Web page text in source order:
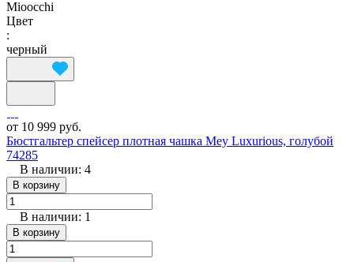
Mioocchi
Цвет
:
черный
от 10 999 руб.
Бюстгальтер спейсер плотная чашка Mey Luxurious, голубой
74285
В наличии: 4
В корзину
В наличии: 1
В корзину